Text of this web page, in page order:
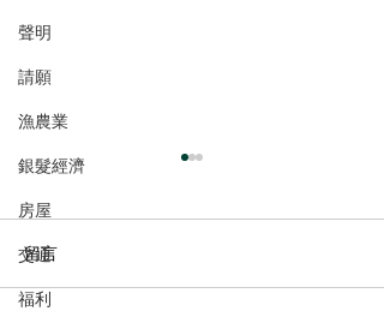
聲明
請願
漁農業
銀髮經濟
房屋
交通
福利
留言